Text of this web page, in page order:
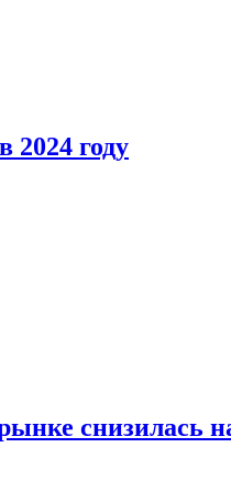
2024 году
снизилась